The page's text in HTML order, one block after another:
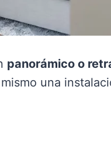
panorámico o
una